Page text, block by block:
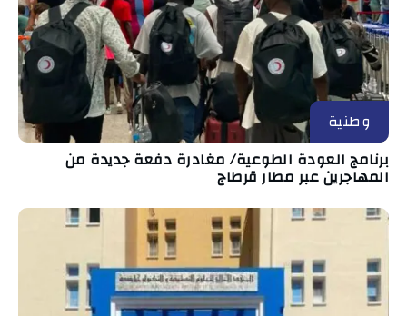
وطنية
برنامج العودة الطوعية/ مغادرة دفعة جديدة من
المهاجرين عبر مطار قرطاج